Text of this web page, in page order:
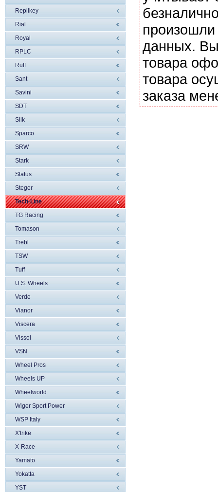
Replikey
Rial
Royal
RPLC
Ruff
Sant
Savini
SDT
Slik
Sparco
SRW
Stark
Status
Steger
Tech-Line
TG Racing
Tomason
Trebl
TSW
Tuff
U.S. Wheels
Verde
Vianor
Viscera
Vissol
VSN
Wheel Pros
Wheels UP
Wheelworld
Wiger Sport Power
WSP Italy
X'trike
X-Race
Yamato
Yokatta
YST
данных. Вы
товара
товара
заказа